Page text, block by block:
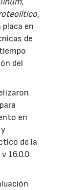
,
placa en
de
del
en
y
de la
16.0.0